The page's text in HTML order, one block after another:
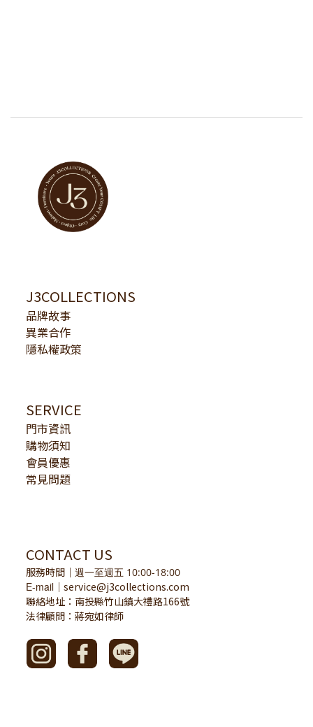
J3COLLECTIONS
品牌故事
異業合作
隱私權政策
SERVICE
門市資訊
購物須知
會員優惠
常見問題
CONTACT US
服務時間 ｜ 週一至週五 10:00-18:00
E-mail ｜ service@j3collections.com
聯絡地址：南投縣竹山鎮大禮路166號
法律顧問：蔣宛如律師